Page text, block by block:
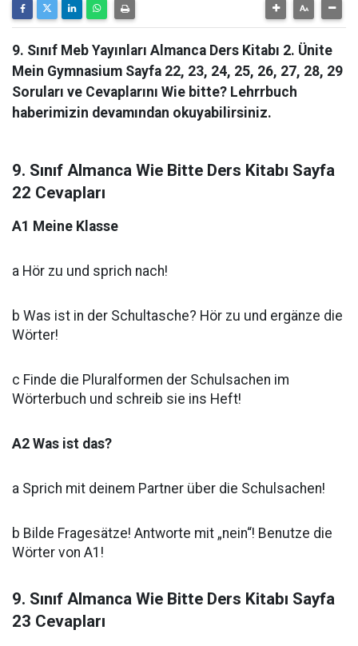
9. Sınıf Meb Yayınları Almanca Ders Kitabı 2. Ünite
Mein Gymnasium Sayfa 22, 23, 24, 25, 26, 27, 28, 29
Soruları ve Cevaplarını Wie bitte? Lehrrbuch
haberimizin devamından okuyabilirsiniz.
9. Sınıf Almanca Wie Bitte Ders Kitabı Sayfa
22 Cevapları
A1 Meine Klasse
a Hör zu und sprich nach!
b Was ist in der Schultasche? Hör zu und ergänze die
Wörter!
c Finde die Pluralformen der Schulsachen im
Wörterbuch und schreib sie ins Heft!
A2 Was ist das?
a Sprich mit deinem Partner über die Schulsachen!
b Bilde Fragesätze! Antworte mit „nein“! Benutze die
Wörter von A1!
9. Sınıf Almanca Wie Bitte Ders Kitabı Sayfa
23 Cevapları